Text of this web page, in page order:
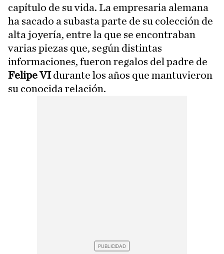
capítulo de su vida. La empresaria alemana
ha sacado a subasta parte de su colección de
alta joyería, entre la que se encontraban
varias piezas que, según distintas
informaciones, fueron regalos del padre de
Felipe VIdurante los años que mantuvieron
su conocida relación.